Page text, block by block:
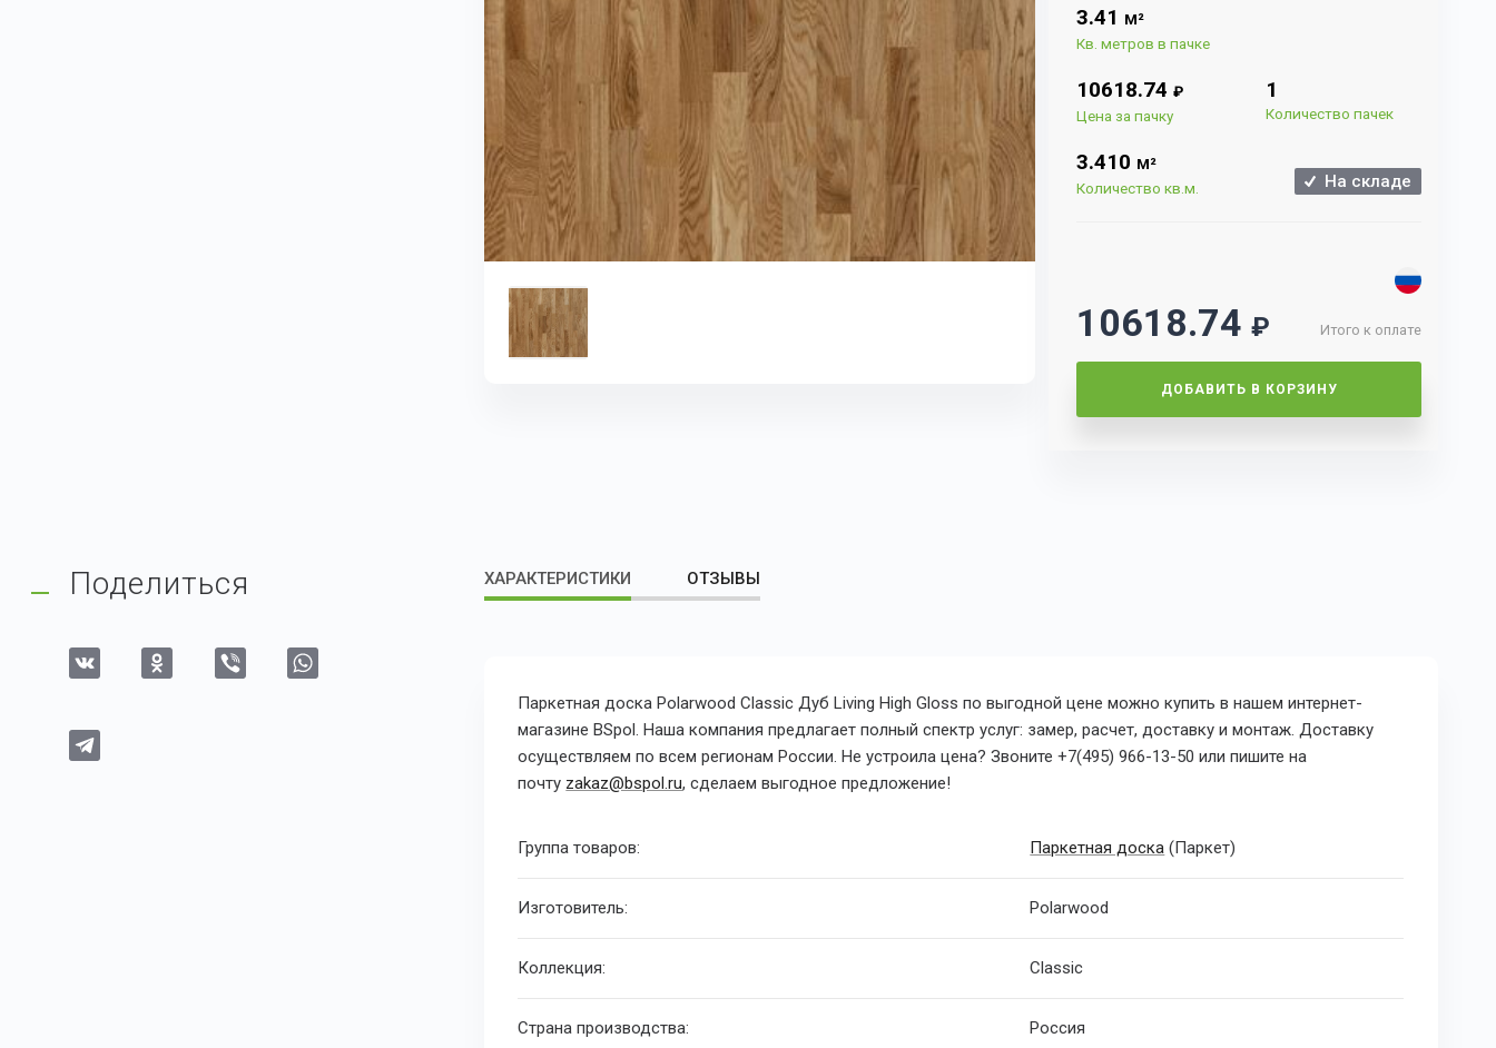
3.41 М²
Кв. метров в пачке
10618.74 ₽
Цена за пачку
1
Количество пачек
3.410 М²
Количество кв.м. На складе
Итого к оплате
10618.74 ₽
ДОБАВИТЬ В КОРЗИНУ
ХАРАКТЕРИСТИКИ ОТЗЫВЫ
Паркетная доска Polarwood Classic Дуб Living High Gloss по выгодной цене можно купить в нашем интернет-
магазине BSpol. Наша компания предлагает полный спектр услуг: замер, расчет, доставку и монтаж. Доставку
осуществляем по всем регионам России. Не устроила цена? Звоните +7(495) 966-13-50 или пишите на
почту zakaz@bspol.ru, сделаем выгодное предложение!
Группа товаров: Паркетная доска (Паркет)
Изготовитель: Polarwood
Коллекция: Classic
Страна производства: Россия
Поделиться